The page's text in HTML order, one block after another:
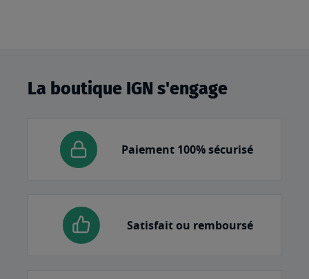
La boutique IGN s'engage
Paiement 100% sécurisé
Satisfait ou remboursé